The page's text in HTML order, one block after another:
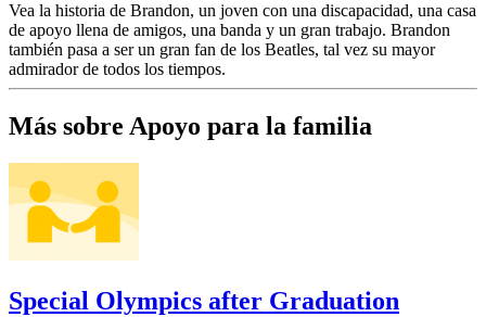
Vea la historia de Brandon, un joven con una discapacidad, una casa
de apoyo llena de amigos, una banda y un gran trabajo. Brandon
también pasa a ser un gran fan de los Beatles, tal vez su mayor
admirador de todos los tiempos.
Más sobre Apoyo para la familia
Special Olympics after Graduation